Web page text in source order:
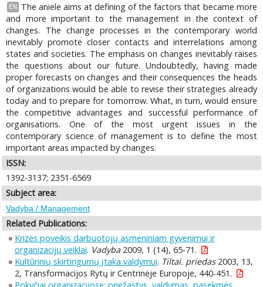
EN
The aniele aims at defining of the factors that became more
and more important to the management in the context of
changes. The change processes in the contemporary world
inevitably promote closer contacts and interrelations among
states and societies. The emphasis on changes inevitably raises
the questions about our future. Undoubtedly, having made
proper forecasts on changes and their consequences the heads
of organizations would be able to revise their strategies already
today and to prepare for tomorrow. What, in turn, would ensure
the competitive advantages and successful performance of
organisations. One of the most urgent issues in the
contemporary science of management is to define the most
important areas impacted by changes.
ISSN:
1392-3137; 2351-6569
Subject area:
Vadyba / Management
Related Publications:
Krizės poveikis darbuotojų asmeniniam gyvenimui ir
organizacijų veiklai. Vadyba2009, 1 (14), 65-71.
Kultūrinių skirtingumų įtaka valdymui. Tiltai. priedas2003, 13,
2, Transformacijos Rytų ir Centrinėje Europoje, 440-451.